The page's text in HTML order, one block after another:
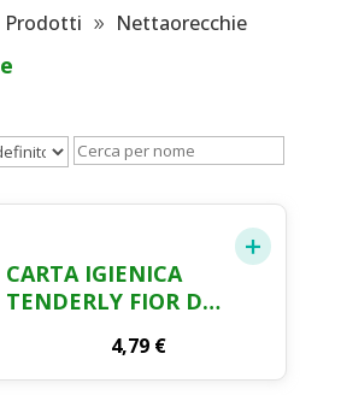
Prodotti Nettaorecchie
CARTA IGIENICA
TENDERLY FIOR DI
4,79 €